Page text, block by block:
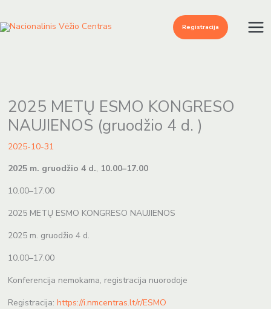
prie
Registracija
2025 METŲ ESMO KONGRESO
NAUJIENOS (gruodžio 4 d. )
2025-10-31
2025 m. gruodžio 4 d., 10.00–17.00
10.00–17.00
2025 METŲ ESMO KONGRESO NAUJIENOS
2025 m. gruodžio 4 d.
10.00–17.00
Konferencija nemokama, registracija nuorodoje
Registracija: https://i.nmcentras.lt/r/ESMO